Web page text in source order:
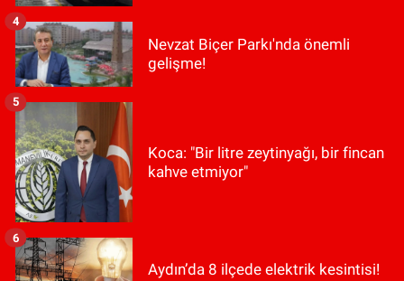
Nevzat Biçer Parkı'nda önemli
gelişme!
4
Koca: "Bir litre zeytinyağı, bir fincan
kahve etmiyor"
5
Aydın’da 8 ilçede elektrik kesintisi!
6